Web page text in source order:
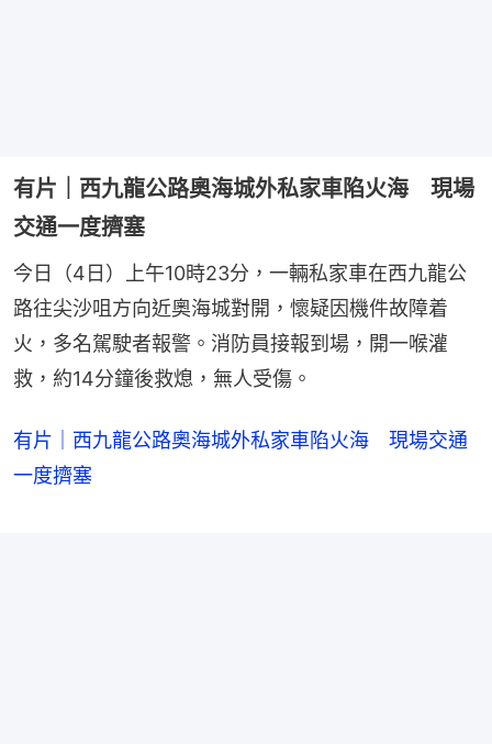
有片｜西九龍公路奧海城外私家車陷火海 現場
交通一度擠塞
今日（4日）上午10時23分，一輛私家車在西九龍公
路往尖沙咀方向近奧海城對開，懷疑因機件故障着
火，多名駕駛者報警。消防員接報到場，開一喉灌
救，約14分鐘後救熄，無人受傷。
有片｜西九龍公路奧海城外私家車陷火海 現場交通
一度擠塞